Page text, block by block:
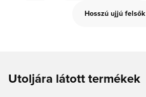
Hosszú ujjú felsők
Utoljára látott termékek